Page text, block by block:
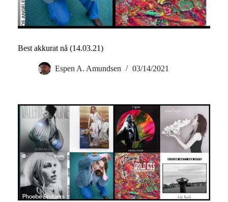
Best akkurat nå (14.03.21)
Espen A. Amundsen 03/14/2021